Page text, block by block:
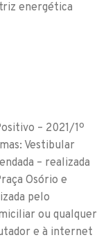
energética
– 2021/1º
Vestibular
– realizada
Osório e
pelo
ou qualquer
e à internet